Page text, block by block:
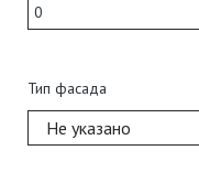
Тип фасада
Не указано